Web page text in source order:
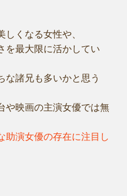
くなる女性や、
を最大限に活かしてい
な諸兄も多いかと思う
や映画の主演女優では無
助演女優の存在に注目し